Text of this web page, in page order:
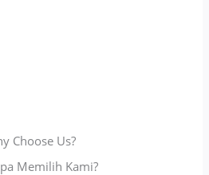
Choose Us?
Memilih Kami?